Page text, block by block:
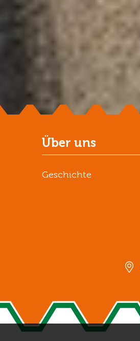
Über uns
Geschichte